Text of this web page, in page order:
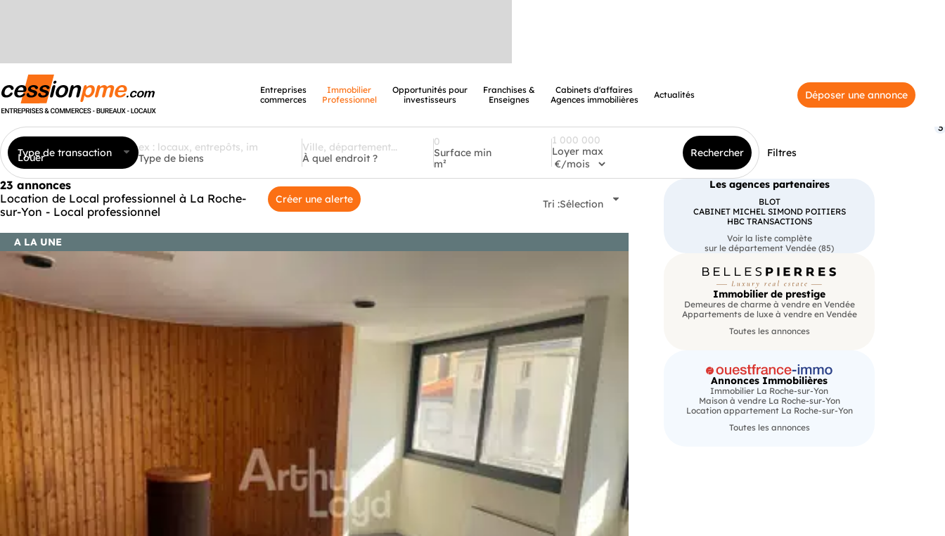
Entreprises
commerces
Immobilier
Professionnel
Opportunités pour
investisseurs
Franchises &
Enseignes
Cabinets d'affaires
Agences immobilières
Actualités Déposer une annonce
Type de transaction
Louer Type de biens À quel endroit ?
Surface min
m²
Loyer max Rechercher Filtres
3
23 annonces
Location de Local professionnel à La Roche-
sur-Yon - Local professionnel
Créer une alerte Tri :Sélection
A LA UNE
Les agences partenaires
BLOT
CABINET MICHEL SIMOND POITIERS
HBC TRANSACTIONS
Voir la liste complète
sur le département Vendée (85)
Immobilier de prestige
Demeures de charme à vendre en Vendée
Appartements de luxe à vendre en Vendée
Toutes les annonces
Annonces Immobilières
Immobilier La Roche-sur-Yon
Maison à vendre La Roche-sur-Yon
Location appartement La Roche-sur-Yon
Toutes les annonces